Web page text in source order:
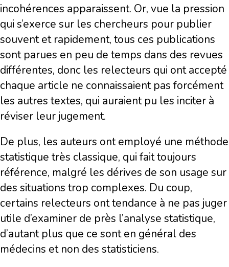
incohérences apparaissent. Or, vue la pression
qui s’exerce sur les chercheurs pour publier
souvent et rapidement, tous ces publications
sont parues en peu de temps dans des revues
différentes, donc les relecteurs qui ont accepté
chaque article ne connaissaient pas forcément
les autres textes, qui auraient pu les inciter à
réviser leur jugement.
De plus, les auteurs ont employé une méthode
statistique très classique, qui fait toujours
référence, malgré les dérives de son usage sur
des situations trop complexes. Du coup,
certains relecteurs ont tendance à ne pas juger
utile d’examiner de près l’analyse statistique,
d’autant plus que ce sont en général des
médecins et non des statisticiens.